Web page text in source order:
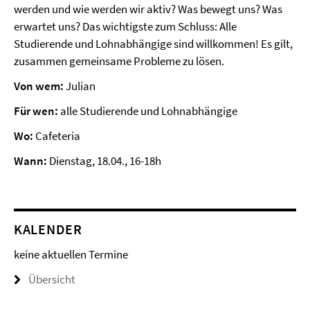
werden und wie werden wir aktiv? Was bewegt uns? Was
erwartet uns? Das wichtigste zum Schluss: Alle
Studierende und Lohnabhängige sind willkommen! Es gilt,
zusammen gemeinsame Probleme zu lösen.
Von wem:Julian
Für wen: alle Studierende und Lohnabhängige
Wo: Cafeteria
Wann: Dienstag, 18.04., 16-18h
KALENDER
keine aktuellen Termine
Übersicht